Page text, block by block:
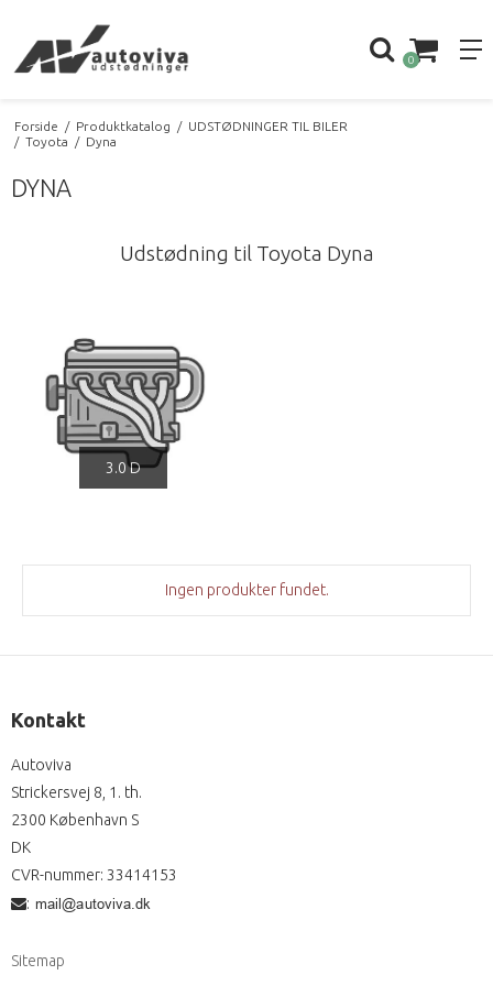
0
Forside / Produktkatalog / UDSTØDNINGER TIL BILER
/ Toyota / Dyna
DYNA
Udstødning til Toyota Dyna
3.0 D
Ingen produkter fundet.
Kontakt
Autoviva
Strickersvej 8, 1. th.
2300 København S
DK
CVR-nummer: 33414153
:
Sitemap